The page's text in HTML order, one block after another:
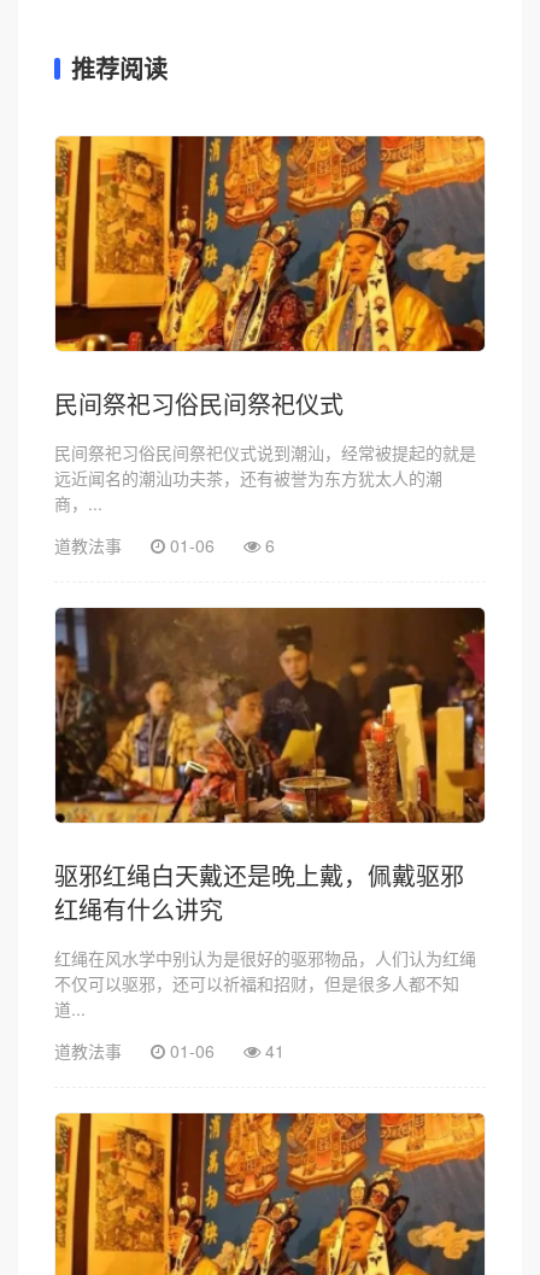
推荐阅读
民间祭祀习俗民间祭祀仪式
民间祭祀习俗民间祭祀仪式说到潮汕，经常被提起的就是
远近闻名的潮汕功夫茶，还有被誉为东方犹太人的潮
商，...
道教法事
01-06 6
驱邪红绳白天戴还是晚上戴，佩戴驱邪
红绳有什么讲究
红绳在风水学中别认为是很好的驱邪物品，人们认为红绳
不仅可以驱邪，还可以祈福和招财，但是很多人都不知
道...
道教法事
01-06 41